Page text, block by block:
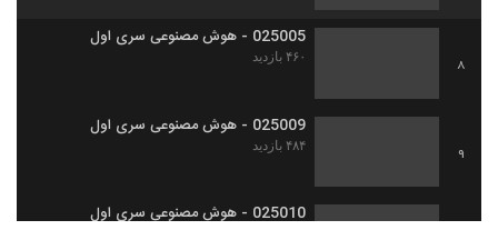
8
025005 - هوش مصنوعی سری اول
۴۶۰ بازدید
9
025009 - هوش مصنوعی سری اول
۴۸۴ بازدید
025010 - هوش مصنوعی سری اول